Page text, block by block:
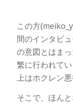
この方
間のインタビ
の意図とはま
繁に行われて
上はホクレン
そこで、ほん